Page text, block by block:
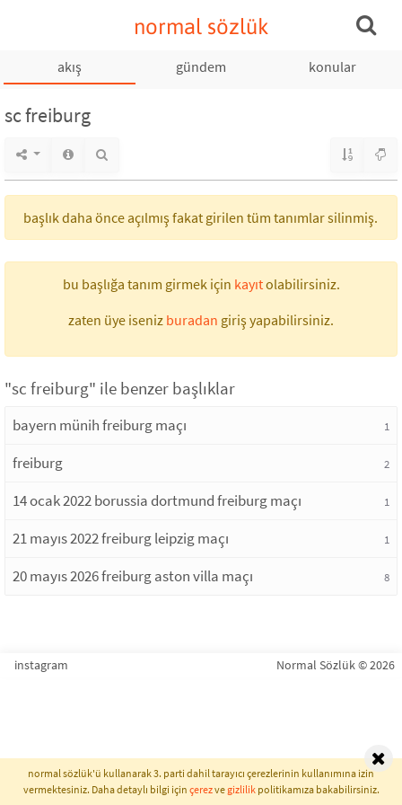
normal sözlük
akış gündem konular
sc freiburg
başlık daha önce açılmış fakat girilen tüm tanımlar silinmiş.
bu başlığa tanım girmek için kayıtolabilirsiniz.
zaten üye iseniz buradan giriş yapabilirsiniz.
"sc freiburg" ile benzer başlıklar
bayern münih freiburg maçı 1
freiburg 2
14 ocak 2022 borussia dortmund freiburg maçı 1
21 mayıs 2022 freiburg leipzig maçı 1
20 mayıs 2026 freiburg aston villa maçı 8
instagram Normal Sözlük © 2026
normal sözlük'ü kullanarak 3. parti dahil tarayıcı çerezlerinin kullanımına izin
vermektesiniz. Daha detaylı bilgi için çerezvegizlilikpolitikamıza bakabilirsiniz.